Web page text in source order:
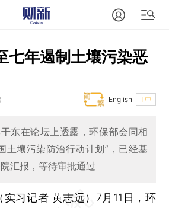
七年遏制土壤污染恶
T中
English
东在论坛上透露，环保部会同相
土壤污染防治行动计划”，已经基
汇报，等待审批通过
实习记者 黄志远） 7月11日， 环